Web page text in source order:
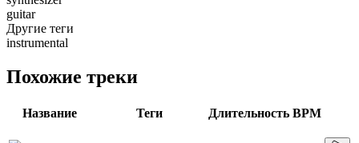
guitar
Другие теги
instrumental
Похожие треки
Название Теги Длительность BPM